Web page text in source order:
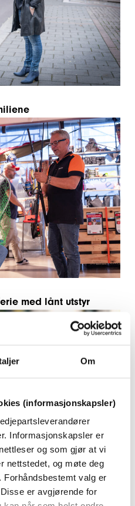
Om
(informasjonskapsler)
Informasjonskapsler er
og som gjør at vi
nettstedet, og møte deg
Forhåndsbestemt valg er
er avgjørende for
med lånt utstyr
bostedsløse